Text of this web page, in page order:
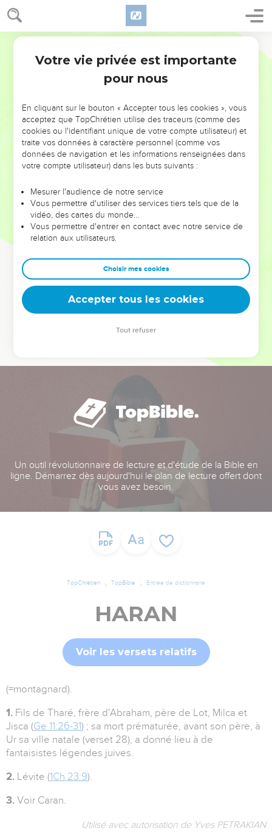
NE MANQUEZ PAS L’ÉVÉNEMENT
DE L’ANNÉE !
ET SI LEURS ERREURS POUVAIENT VOUS ÉVITER LES
VOTRES ?
leur foi ou leur vision. Mais on voit moins les doutes, les erreurs
et les saisons difficiles qu'ils ont traversés, alors même que ce
sont elles qui les ont façonnés.
Dans cette conférence, leaders, entrepreneurs, et responsables
clés pour avancer avec plus de sagesse afin que leurs erreurs
deviennent vos tremplins. Que vous guidiez un ministère, une
équipe, un groupe ou une famille, leur expérience est faite
Un outil révolutionnaire de lecture et d'étude de la Bible en
ligne. Démarrez dès aujourd'hui le plan de lecture offert dont
vous avez besoin.
TopChrétien TopBible Entrée de dictionnaire
HARAN
Voir les versets relatifs
(=montagnard).
1. Fils de Tharé, frère d'Abraham, père de Lot, Milca et
Jisca (Ge 11:26-31) ; sa mort prématurée, avant son père, à
Ur sa ville natale (verset 28), a donné lieu à de
fantaisistes légendes juives.
2. Lévite (1Ch 23:9).
3. Voir Caran.
Utilisé avec autorisation de Yves PETRAKIAN
Votre vie privée est importante
pour nous
En cliquant sur le bouton « Accepter tous les cookies », vous
acceptez que TopChrétien utilise des traceurs (comme des
cookies ou l'identifiant unique de votre compte utilisateur) et
traite vos données à caractère personnel (comme vos
données de navigation et les informations renseignées dans
votre compte utilisateur) dans les buts suivants :
Mesurer l'audience de notre service
Vous permettre d'utiliser des services tiers tels que de la
vidéo, des cartes du monde…
Vous permettre d'entrer en contact avec notre service de
relation aux utilisateurs.
Choisir mes cookies
Accepter tous les cookies
Tout refuser